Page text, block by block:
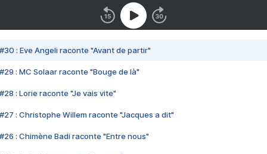
#30 : Eve Angeli raconte "Avant de partir"
#29 : MC Solaar raconte "Bouge de là"
#28 : Lorie raconte "Je vais vite"
#27 : Christophe Willem raconte "Jacques a dit"
#26 : Chimène Badi raconte "Entre nous"